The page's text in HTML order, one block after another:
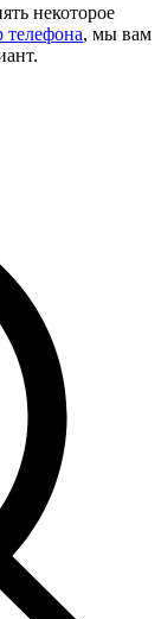
некоторое
телефона, мы вам